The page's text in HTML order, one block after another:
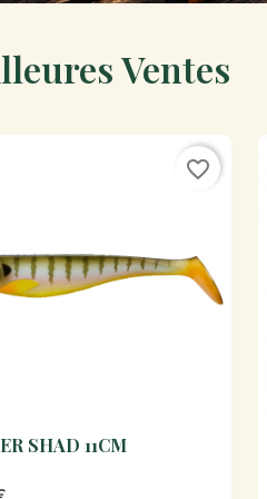
Ventes
favorite_border
SHAD 11CM